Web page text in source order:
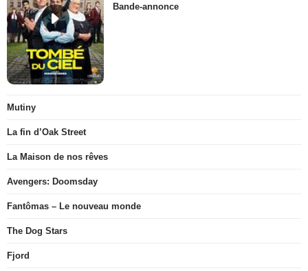
Bande-annonce
Mutiny
La fin d’Oak Street
La Maison de nos rêves
Avengers: Doomsday
Fantômas – Le nouveau monde
The Dog Stars
Fjord